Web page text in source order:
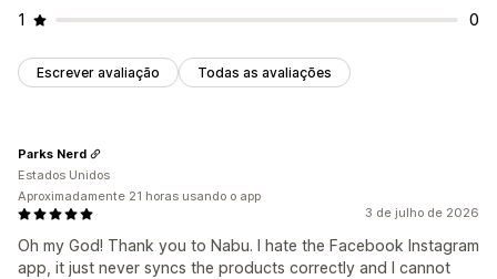
1
0
Escrever avaliação Todas as avaliações
3 de julho de 2026
Oh my God! Thank you to Nabu. I hate the Facebook Instagram
app, it just never syncs the products correctly and I cannot
Parks Nerd
Estados Unidos
Aproximadamente 21 horas usando o app